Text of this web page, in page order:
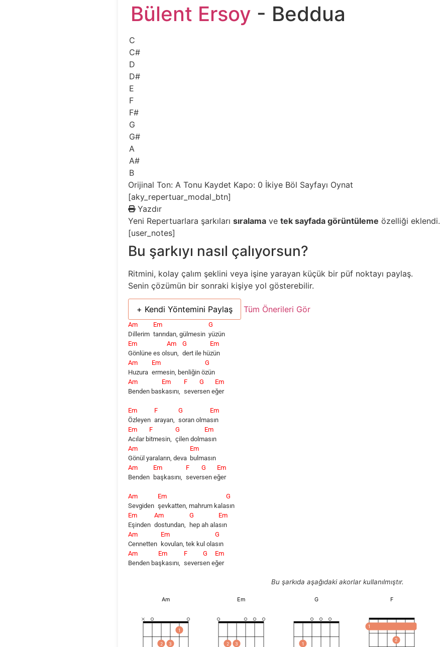
Bülent Ersoy - Beddua
C
C#
D
D#
E
F
F#
G
G#
A
A#
B
Orijinal Ton: ATonu Kaydet Kapo: 0 İkiye Böl Sayfayı Oynat
[aky_repertuar_modal_btn]
Yazdır
Yeni Repertuarlara şarkılarısıralama vetek sayfada görüntüleme özelliği eklendi.
[user_notes]
Bu şarkıyı nasıl çalıyorsun?
Ritmini, kolay çalım şeklini veya işine yarayan küçük bir püf noktayı paylaş.
Senin çözümün bir sonraki kişiye yol gösterebilir.
+ Kendi Yöntemini Paylaş Tüm Önerileri Gör
Am
Dillerim
Em
tanrıdan, gülmesin
G
yüzün
Em
Gönlüne es ol
Am
sun,
G
dert ile hü
Em
zün
Am
Huzura
Em
ermesin, benliğin ö
G
zün
Am
Benden bas
Em
kasını,
F
sever
G
sene
Em
ğer
Em
Özleyen
F
arayan,
G
soranolma
Em
sın
Em
Acılar b
F
itmesin,
G
çilendolm
Em
asın
Am
Gönül yaraların, deva
Em
bulmasın
Am
Benden
Em
başkasını,
F
sever
G
sene
Em
ğer
Am
Sevgiden
Em
şevkatten, mahrum kala
G
sın
Em
Eşinden
Am
dostundan,
G
hep ah ala
Em
sın
Am
Cennetten
Em
kovulan, tek kul ola
G
sın
Am
Benden ba
Em
şkasını,
F
severs
G
ene
Em
ğer
Bu şarkıda aşağıdaki akorlar kullanılmıştır.
Am
2 3
1
Em
2 3
G
1
F
1
2